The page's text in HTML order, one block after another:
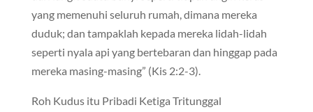
yang memenuhi seluruh rumah, dimana mereka
duduk; dan tampaklah kepada mereka lidah-lidah
seperti nyala api yang bertebaran dan hinggap pada
mereka masing-masing” (Kis 2:2-3).
Roh Kudus itu Pribadi Ketiga Tritunggal